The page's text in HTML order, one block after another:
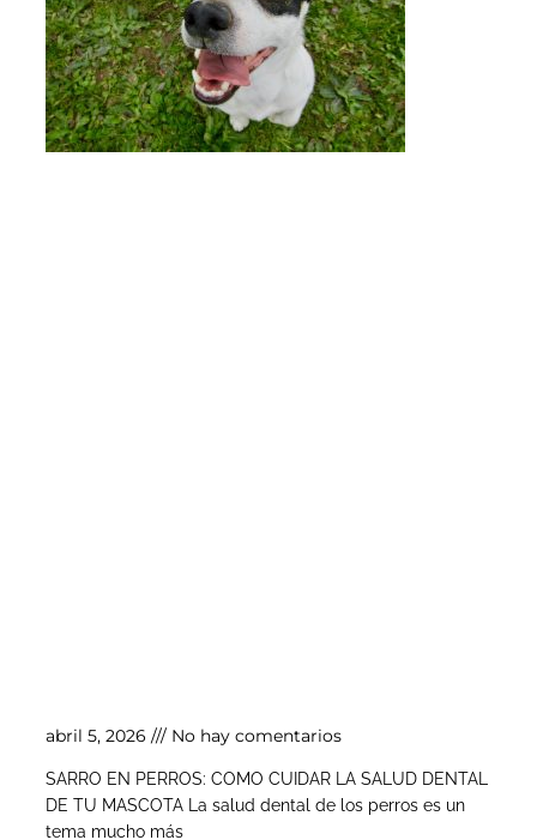
abril 5, 2026 No hay comentarios
SARRO EN PERROS: COMO CUIDAR LA SALUD DENTAL
DE TU MASCOTA La salud dental de los perros es un
tema mucho más